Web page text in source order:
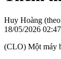
Huy Hoàng
18/05/2026 02:47
(CLO) Một máy